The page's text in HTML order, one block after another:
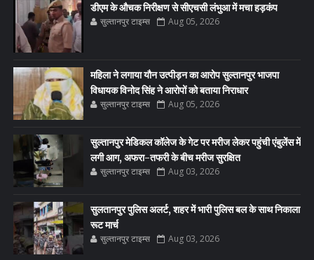
डीएम के औचक निरीक्षण से सीएचसी लंभुआ में मचा हड़कंप
सुल्तानपुर टाइम्स Aug 05, 2026
महिला ने लगाया यौन उत्पीड़न का आरोप सुल्तानपुर भाजपा
विधायक विनोद सिंह ने आरोपों को बताया निराधार
सुल्तानपुर टाइम्स Aug 05, 2026
सुल्तानपुर मेडिकल कॉलेज के गेट पर मरीज लेकर पहुंची एंबुलेंस में
लगी आग, अफरा-तफरी के बीच मरीज सुरक्षित
सुल्तानपुर टाइम्स Aug 03, 2026
सुलतानपुर पुलिस अलर्ट, शहर में भारी पुलिस बल के साथ निकाला
रूट मार्च
सुल्तानपुर टाइम्स Aug 03, 2026